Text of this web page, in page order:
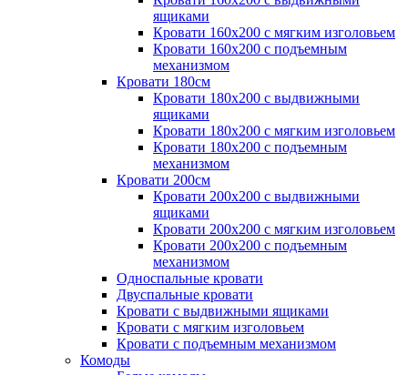
ящиками
Кровати 160х200 с мягким изголовьем
Кровати 160х200 с подъемным
механизмом
Кровати 180см
Кровати 180х200 с выдвижными
ящиками
Кровати 180х200 с мягким изголовьем
Кровати 180х200 с подъемным
механизмом
Кровати 200см
Кровати 200х200 с выдвижными
ящиками
Кровати 200х200 с мягким изголовьем
Кровати 200х200 с подъемным
механизмом
Односпальные кровати
Двуспальные кровати
Кровати с выдвижными ящиками
Кровати с мягким изголовьем
Кровати с подъемным механизмом
Комоды